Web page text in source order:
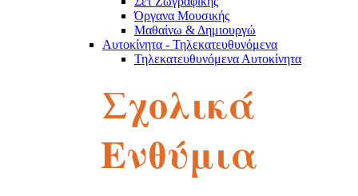
Όργανα Μουσικής
Μαθαίνω & Δημιουργώ
Αυτοκίνητα - Τηλεκατευθυνόμενα
Τηλεκατευθυνόμενα Αυτοκίνητα
Πίστες
Παζλ
Παζλ Παιδικά
Παζλ Ενηλίκων
Κύβοι του Ρούμπικ
Κούκλες - Λούτρινα
Σχολικά
Ενθύμια